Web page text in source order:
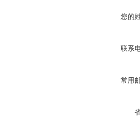
您的
联系
常用